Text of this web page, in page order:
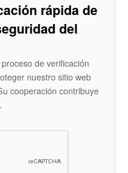
rápida de
del
de verificación
nuestro sitio web
cooperación contribuye